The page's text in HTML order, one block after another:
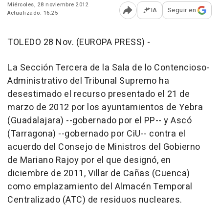
Miércoles, 28 noviembre 2012
Actualizado: 16:25
Abrir opciones para
IA Seguir en
TOLEDO 28 Nov. (EUROPA PRESS) -
La Sección Tercera de la Sala de lo Contencioso-
Administrativo del Tribunal Supremo ha
desestimado el recurso presentado el 21 de
marzo de 2012 por los ayuntamientos de Yebra
(Guadalajara) --gobernado por el PP-- y Ascó
(Tarragona) --gobernado por CiU-- contra el
acuerdo del Consejo de Ministros del Gobierno
de Mariano Rajoy por el que designó, en
diciembre de 2011, Villar de Cañas (Cuenca)
como emplazamiento del Almacén Temporal
Centralizado (ATC) de residuos nucleares.